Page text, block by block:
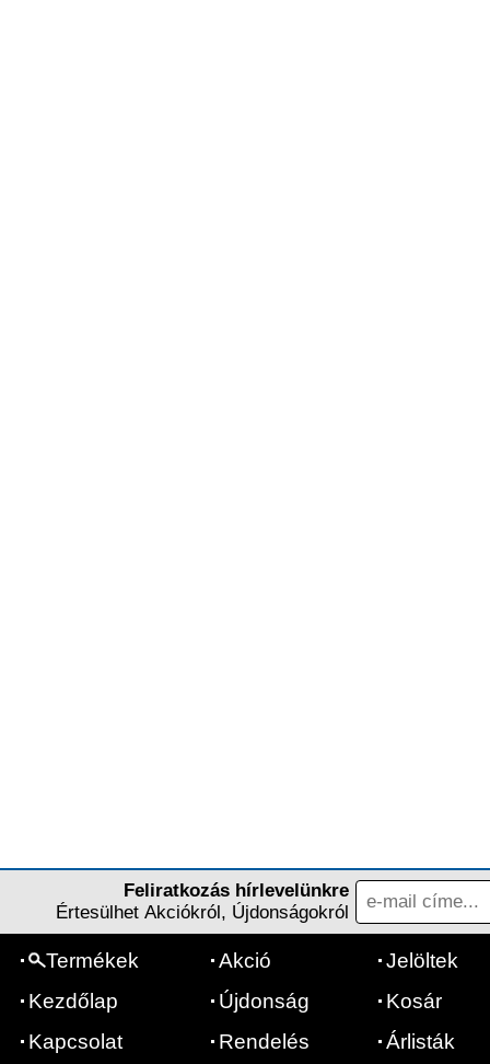
Feliratkozás hírlevelünkre
Értesülhet Akciókról, Újdonságokról
Termékek
Kezdőlap
Kapcsolat
Akció
Újdonság
Rendelés
Jelöltek
Kosár
Árlisták